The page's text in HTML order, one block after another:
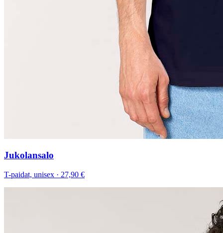
Jukolansalo
T-paidat, unisex · 27,90 €